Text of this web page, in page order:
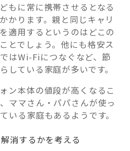
もに常に携帯させるとなる
かります。親と同じキャリ
適用するというのはどこの
とでしょう。他にも格安ス
はWi-Fiにつなぐなど、節
している家庭が多いです。
ン本体の値段が高くなるこ
ママさん・パパさんが使っ
いる家庭もあるようです。
消するかを考える